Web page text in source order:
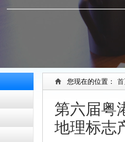
您现在的位置：
第六届粤
地理标志